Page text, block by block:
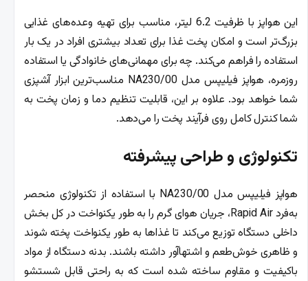
این هواپز با ظرفیت 6.2 لیتر، مناسب برای تهیه وعده‌های غذایی
بزرگ‌تر است و امکان پخت غذا برای تعداد بیشتری افراد در یک بار
استفاده را فراهم می‌کند. چه برای مهمانی‌های خانوادگی یا استفاده
روزمره، هواپز فیلیپس مدل NA230/00 مناسب‌ترین ابزار آشپزی
شما خواهد بود. علاوه بر این، قابلیت تنظیم دما و زمان پخت به
شما کنترل کامل روی فرآیند پخت را می‌دهد.
تکنولوژی و طراحی پیشرفته
هواپز فیلیپس مدل NA230/00 با استفاده از تکنولوژی منحصر
به‌فرد Rapid Air، جریان هوای گرم را به طور یکنواخت در کل بخش
داخلی دستگاه توزیع می‌کند تا غذاها به طور یکنواخت پخته شوند
و ظاهری خوش‌طعم و اشتها‌آور داشته باشند. بدنه دستگاه از مواد
باکیفیت و مقاوم ساخته شده است که به راحتی قابل شستشو